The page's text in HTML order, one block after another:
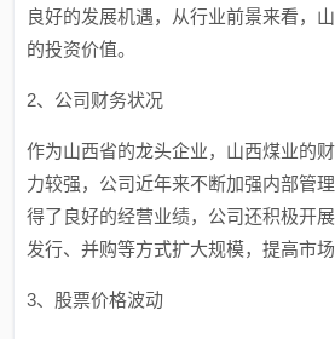
良好的发展机遇，从行业前景来看，
的投资价值。
2、公司财务状况
作为山西省的龙头企业，山西煤业的
力较强，公司近年来不断加强内部管
得了良好的经营业绩，公司还积极开
发行、并购等方式扩大规模，提高市场
3、股票价格波动